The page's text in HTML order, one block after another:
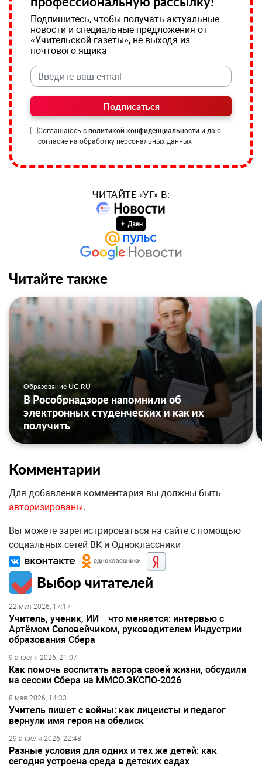
Подпишитесь, чтобы получать актуальные
новости и специальные предложения от
«Учительской газеты», не выходя из
почтового ящика
Подписаться
Соглашаюсь с политикой конфиденциальности и даю
согласие на обработку персональных данных
ЧИТАЙТЕ «УГ» В:
Читайте также
Образование UG.RU
В Рособрнадзоре напомнили об
электронных студенческих и как их
получить
Комментарии
Для добавления комментария вы должны быть
авторизированы.
Вы можете зарегистрироваться на сайте с помощью
социальных сетей ВК и Одноклассники
Выбор читателей
22 мая 2026, 17:17
Учитель, ученик, ИИ – что меняется: интервью с
Артёмом Соловейчиком, руководителем Индустрии
образования Сбера
9 апреля 2026, 21:07
Как помочь воспитать автора своей жизни, обсудили
на сессии Сбера на ММСО.ЭКСПО-2026
8 мая 2026, 14:33
Учитель пишет с войны: как лицеисты и педагог
вернули имя героя на обелиск
29 апреля 2026, 22:48
Разные условия для одних и тех же детей: как
сегодня устроена среда в детских садах